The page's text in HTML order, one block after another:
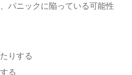
パニックに陥っている可能性
りする
る